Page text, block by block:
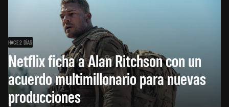
HACE 2 DÍAS
Netflix ficha a Alan Ritchson con un
acuerdo multimillonario para nuevas
producciones